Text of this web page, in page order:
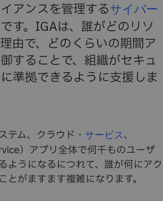
アンスを管理するサイバー
す。IGAは、誰がどのリソ
由で、どのくらいの期間ア
することで、組織がセキュ
準拠できるように支援しま
テム、クラウド・ サービス、
）アプリ全体で何千ものユーザ
ようになるにつれて、誰が何にアク
がますます複雑になります。